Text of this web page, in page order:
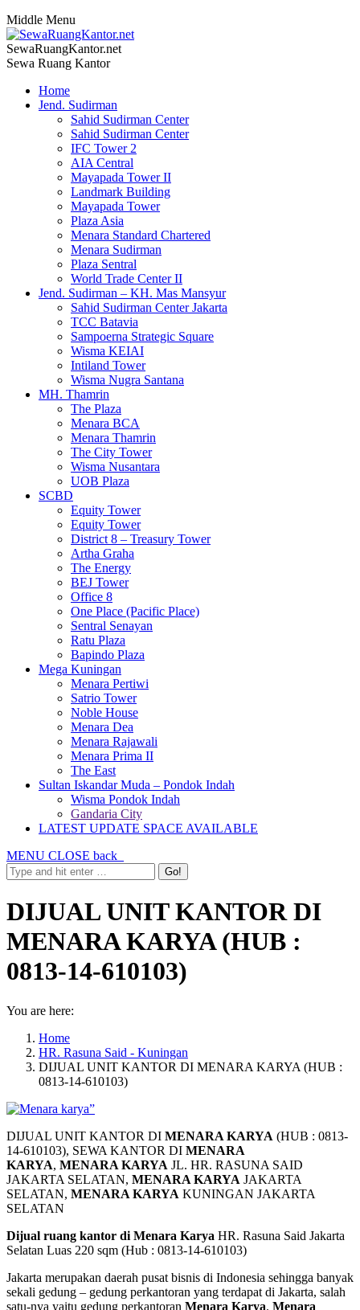
Middle Menu
SewaRuangKantor.net
Sewa Ruang Kantor
Home
Jend. Sudirman
Sahid Sudirman Center
Sahid Sudirman Center
IFC Tower 2
AIA Central
Mayapada Tower II
Landmark Building
Mayapada Tower
Plaza Asia
Menara Standard Chartered
Menara Sudirman
Plaza Sentral
World Trade Center II
Jend. Sudirman – KH. Mas Mansyur
Sahid Sudirman Center Jakarta
TCC Batavia
Sampoerna Strategic Square
Wisma KEIAI
Intiland Tower
Wisma Nugra Santana
MH. Thamrin
The Plaza
Menara BCA
Menara Thamrin
The City Tower
Wisma Nusantara
UOB Plaza
SCBD
Equity Tower
Equity Tower
District 8 – Treasury Tower
Artha Graha
The Energy
BEJ Tower
Office 8
One Place (Pacific Place)
Sentral Senayan
Ratu Plaza
Bapindo Plaza
Mega Kuningan
Menara Pertiwi
Satrio Tower
Noble House
Menara Dea
Menara Rajawali
Menara Prima II
The East
Sultan Iskandar Muda – Pondok Indah
Wisma Pondok Indah
Gandaria City
LATEST UPDATE SPACE AVAILABLE
MENU CLOSE back
DIJUAL UNIT KANTOR DI
MENARA KARYA (HUB :
0813-14-610103)
You are here:
Home
HR. Rasuna Said - Kuningan
DIJUAL UNIT KANTOR DI MENARA KARYA (HUB :
0813-14-610103)
DIJUAL UNIT KANTOR DI MENARA KARYA (HUB : 0813-
14-610103), SEWA KANTOR DI MENARA
KARYA, MENARA KARYA JL. HR. RASUNA SAID
JAKARTA SELATAN, MENARA KARYA JAKARTA
SELATAN, MENARA KARYA KUNINGAN JAKARTA
SELATAN
Dijual ruang kantor di Menara Karya HR. Rasuna Said Jakarta
Selatan Luas 220 sqm (Hub : 0813-14-610103)
Jakarta merupakan daerah pusat bisnis di Indonesia sehingga banyak
sekali gedung – gedung perkantoran yang terdapat di Jakarta, salah
satu-nya yaitu gedung perkantoran Menara Karya. Menara